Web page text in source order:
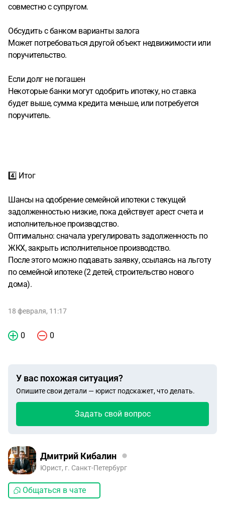
совместно с супругом.
Обсудить с банком варианты залога
Может потребоваться другой объект недвижимости или
поручительство.
Если долг не погашен
Некоторые банки могут одобрить ипотеку, но ставка
будет выше, сумма кредита меньше, или потребуется
поручитель.
4️⃣ Итог
Шансы на одобрение семейной ипотеки с текущей
задолженностью низкие, пока действует арест счета и
исполнительное производство.
Оптимально: сначала урегулировать задолженность по
ЖКХ, закрыть исполнительное производство.
После этого можно подавать заявку, ссылаясь на льготу
по семейной ипотеке (2 детей, строительство нового
дома).
18 февраля, 11:17
0 0
У вас похожая ситуация?
Опишите свои детали — юрист подскажет, что делать.
Задать свой вопрос
Дмитрий Кибалин
Юрист, г. Санкт-Петербург
Общаться в чате